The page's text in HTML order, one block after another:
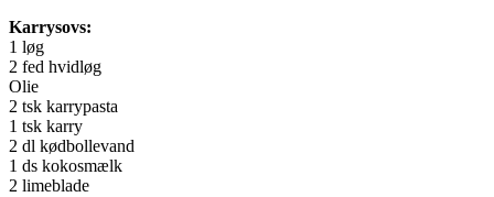
Karrysovs:
1 løg
2 fed hvidløg
Olie
2 tsk karrypasta
1 tsk karry
2 dl kødbollevand
1 ds kokosmælk
2 limeblade